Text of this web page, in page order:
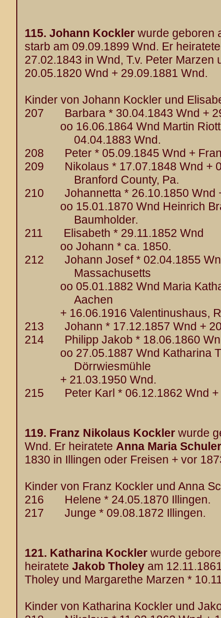
115. Johann Kockler wurde geboren
starb am 09.09.1899 Wnd. Er
27.02.1843 in Wnd, T.v. Peter Marzen
20.05.1820 Wnd + 29.09.1881 Wnd.
Kinder von Johann Kockler und
207 Barbara * 30.04.1843 Wnd +
oo 16.06.1864 Wnd Martin Riotte
04.04.1883 Wnd.
208 Peter * 05.09.1845 Wnd +
209 Nikolaus * 17.07.1848 Wnd +
Branford County, Pa.
210 Johannetta * 26.10.1850 Wnd
oo 15.01.1870 Wnd Heinrich
Baumholder.
211 Elisabeth * 29.11.1852 Wnd
oo Johann * ca. 1850.
212 Johann Josef * 02.04.1855
Massachusetts
oo 05.01.1882 Wnd Maria
Aachen
+ 16.06.1916 Valentinushaus,
213 Johann * 17.12.1857 Wnd +
214 Philipp Jakob * 18.06.1860
oo 27.05.1887 Wnd Katharina
Dörrwiesmühle
+ 21.03.1950 Wnd.
215 Peter Karl * 06.12.1862 Wnd +
119. Franz Nikolaus Kockler wurde
Wnd. Er heiratete Anna Maria Schuler
1830 in Illingen oder Freisen + vor
Kinder von Franz Kockler und Anna
216 Helene * 24.05.1870 Illingen.
217 Junge * 09.08.1872 Illingen.
121. Katharina Kockler wurde
heiratete Jakob Tholey am
Tholey und Margarethe Marzen *
Kinder von Katharina Kockler und